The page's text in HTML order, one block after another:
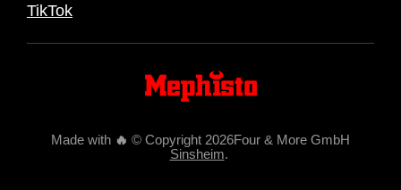
TikTok
Made with 🔥 © Copyright 2026Four & More GmbH
Sinsheim.